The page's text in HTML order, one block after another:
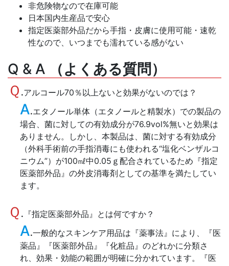
非危険物なので在庫可能
日本国内生産品で安心
指定医薬部外品だから手指・皮膚に使用可能・速乾
性なので、いつまでも濡れている感がない
Q & A
（よくある質問）
Ｑ .アルコール70％以上ないと効果がないのでは？
A.エタノール単体（エタノールと精製水）での製品の
場合、菌に対しての有効成分が76.9vol%無いと効果は
ありません。しかし、本製品は、菌に対する有効成分
（外科手術前の手指消毒にも使われる“塩化ベンザルコ
ニウム”）が100㎖中0.05ｇ配合されているため『指定
医薬部外品』の外皮消毒剤としての基準を満たしてい
ます。
Ｑ . 『指定医薬部外品』とは何ですか？
A.一般的なスキンケア用品は『薬事法』により、『医
薬品』『医薬部外品』『化粧品』のどれかに分類さ
れ、効果・効能の範囲が明確に分かれています。『医